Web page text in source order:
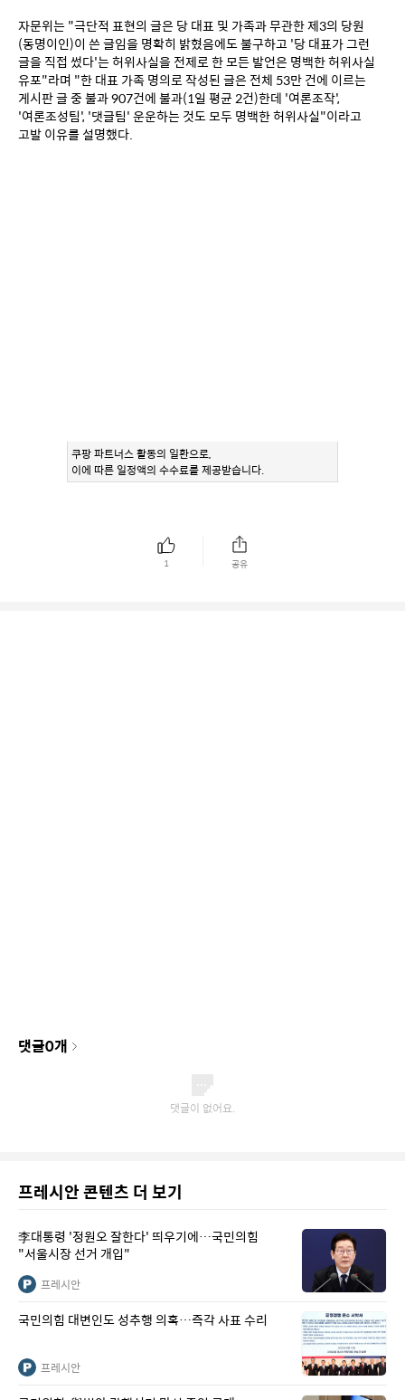
자문위는 "극단적 표현의 글은 당 대표 및 가족과 무관한 제3의 당원
(동명이인)이 쓴 글임을 명확히 밝혔음에도 불구하고 '당 대표가 그런
글을 직접 썼다'는 허위사실을 전제로 한 모든 발언은 명백한 허위사실
유포"라며 "한 대표 가족 명의로 작성된 글은 전체 53만 건에 이르는
게시판 글 중 불과 907건에 불과(1일 평균 2건)한데 '여론조작',
'여론조성팀', '댓글팀' 운운하는 것도 모두 명백한 허위사실"이라고
고발 이유를 설명했다.
쿠팡 파트너스 활동의 일환으로,
이에 따른 일정액의 수수료를 제공받습니다.
1 공유
댓글0개
프레시안 콘텐츠 더 보기
李대통령 '정원오 잘한다' 띄우기에…국민의힘
"서울시장 선거 개입"
프레시안
국민의힘 대변인도 성추행 의혹…즉각 사표 수리
프레시안